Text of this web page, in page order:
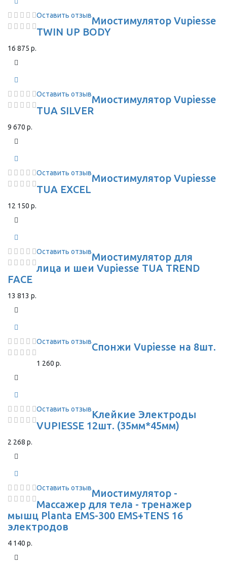
Оставить отзывМиостимулятор Vupiesse
TWIN UP BODY
16 875 р.
Оставить отзывМиостимулятор Vupiesse
TUA SILVER
9 670 р.
Оставить отзывМиостимулятор Vupiesse
TUA EXCEL
12 150 р.
Оставить отзывМиостимулятор для
лица и шеи Vupiesse TUA TREND
FACE
13 813 р.
Оставить отзывСпонжи Vupiesse на 8шт.
1 260 р.
Оставить отзывКлейкие Электроды
VUPIESSE 12шт. (35мм*45мм)
2 268 р.
Оставить отзывМиостимулятор -
Массажер для тела - тренажер
мышц Planta EMS-300 EMS+TENS 16
электродов
4 140 р.